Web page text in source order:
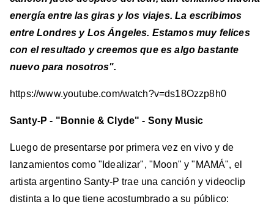
energía entre las giras y los viajes. La escribimos
entre Londres y Los Ángeles. Estamos muy felices
con el resultado y creemos que es algo bastante
nuevo para nosotros".
https://www.youtube.com/watch?v=ds18Ozzp8h0
Santy-P - "Bonnie & Clyde" - Sony Music
Luego de presentarse por primera vez en vivo y de
lanzamientos como "Idealizar", "Moon" y "MAMÁ", el
artista argentino Santy-P trae una canción y videoclip
distinta a lo que tiene acostumbrado a su público: